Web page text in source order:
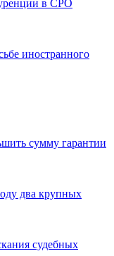
в СРО
иностранного
сумму гарантии
два крупных
судебных